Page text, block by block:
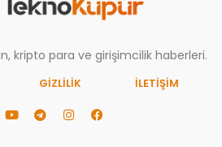
kripto para ve girişimcilik haberleri.
GIZLILIK İLETİŞİM